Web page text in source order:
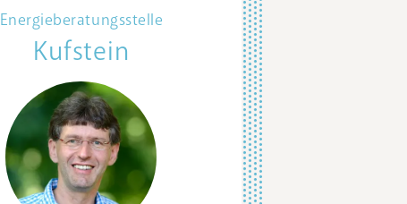
Energieberatungsstelle
Kufstein